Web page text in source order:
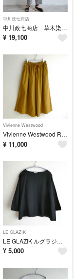
中川政七商店
中川政七商店 草木染めの色かさねワンピース
¥ 19,100
Vivienne Westwood
Vivienne Westwood RED LABEL ワイドパンツ
¥ 11,000
LE GLAZIK
LE GLAZIK ルグラジック ドルマンスリーブ リネンプルオーバーシャツ
¥ 5,000